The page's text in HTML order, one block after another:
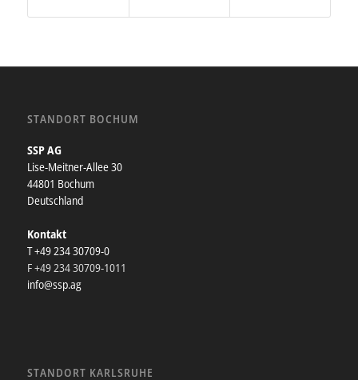
STANDORT BOCHUM
SSP AG
Lise-Meitner-Allee 30
44801 Bochum
Deutschland
Kontakt
T +49 234 30709-0
F +49 234 30709-1011
info@ssp.ag
STANDORT KARLSRUHE